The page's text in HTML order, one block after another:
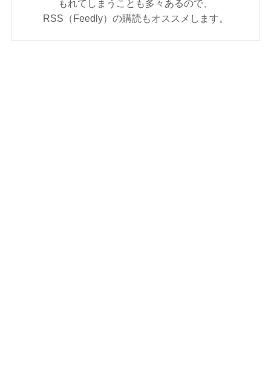
もれてしまうことも多々あるので、
RSS（Feedly）の購読もオススメします。